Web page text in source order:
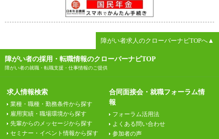
障がい者求人のクローバーナビTOPへ▲
障がい者の採用・転職情報のクローバーナビTOP
障がい者の就職・転職支援・仕事情報のご提供
求人情報検索
業種・職種・勤務条件から探す
雇用実績・職場環境から探す
先輩からのメッセージから探す
セミナー・イベント情報から探す
合同面接会・就職フォーラム情
報
フォーラム活用法
よくある問い合わせ
参加者の声